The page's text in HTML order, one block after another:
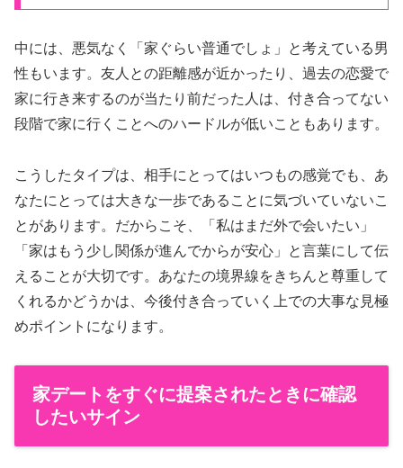
中には、悪気なく「家ぐらい普通でしょ」と考えている男
性もいます。友人との距離感が近かったり、過去の恋愛で
家に行き来するのが当たり前だった人は、付き合ってない
段階で家に行くことへのハードルが低いこともあります。
こうしたタイプは、相手にとってはいつもの感覚でも、あ
なたにとっては大きな一歩であることに気づいていないこ
とがあります。だからこそ、「私はまだ外で会いたい」
「家はもう少し関係が進んでからが安心」と言葉にして伝
えることが大切です。あなたの境界線をきちんと尊重して
くれるかどうかは、今後付き合っていく上での大事な見極
めポイントになります。
家デートをすぐに提案されたときに確認
したいサイン